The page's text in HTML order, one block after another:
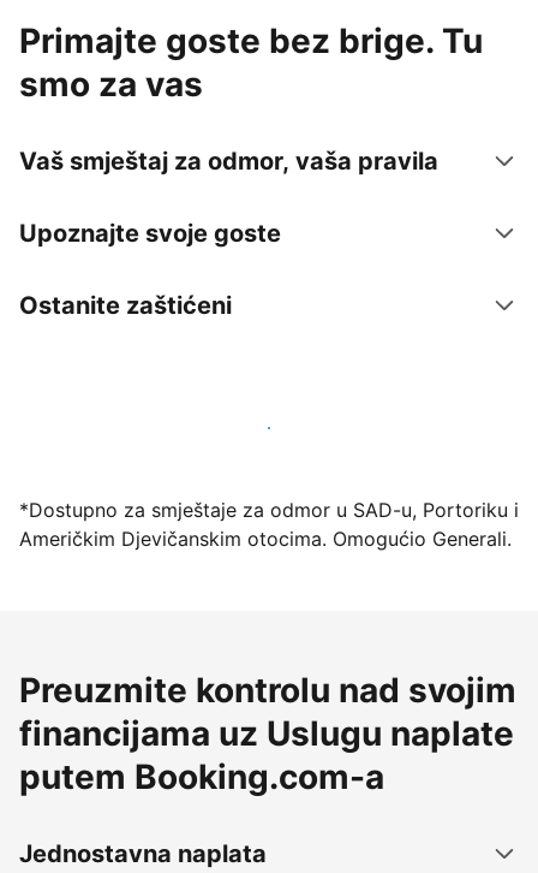
Primajte goste bez brige. Tu
smo za vas
Vaš smještaj za odmor, vaša pravila
Upoznajte svoje goste
Ostanite zaštićeni
*Dostupno za smještaje za odmor u SAD-u, Portoriku i
Američkim Djevičanskim otocima. Omogućio Generali.
Preuzmite kontrolu nad svojim
financijama uz Uslugu naplate
putem Booking.com-a
Jednostavna naplata